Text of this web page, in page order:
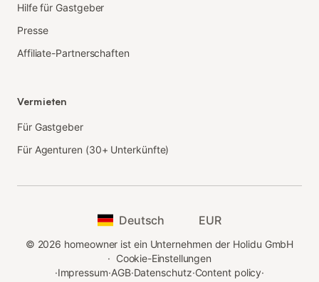
Hilfe für Gastgeber
Presse
Affiliate-Partnerschaften
Vermieten
Für Gastgeber
Für Agenturen (30+ Unterkünfte)
Deutsch EUR
© 2026 homeowner ist ein Unternehmen der Holidu GmbH
· Cookie-Einstellungen
·Impressum·AGB·Datenschutz·Content policy·